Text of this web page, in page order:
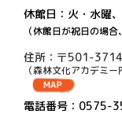
休館日：火・水曜
（休館日が祝日の場
住所：〒501-
（森林文化アカデミー
電話番号：0575-